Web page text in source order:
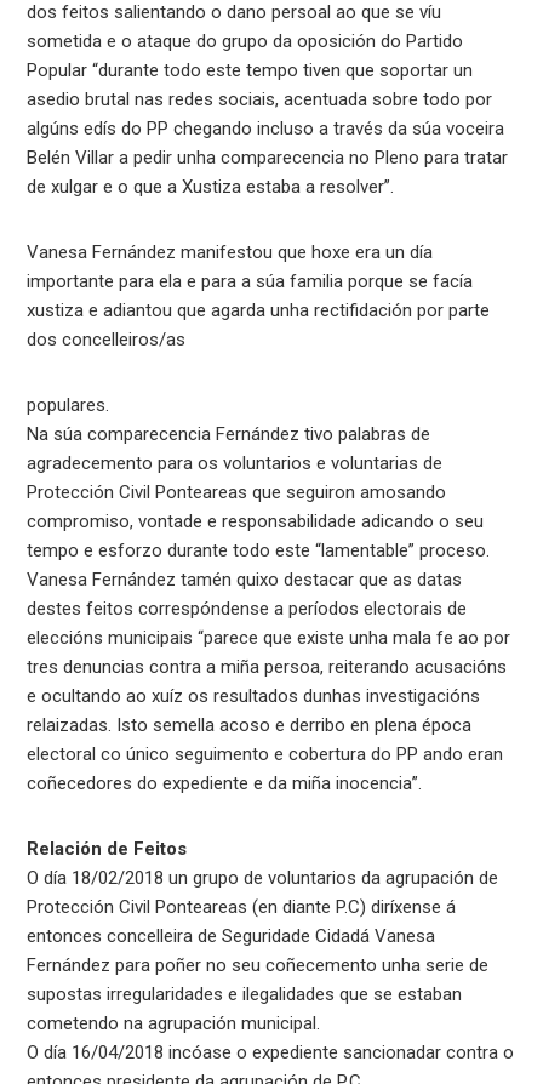
dos feitos salientando o dano persoal ao que se víu
sometida e o ataque do grupo da oposición do Partido
Popular “durante todo este tempo tiven que soportar un
asedio brutal nas redes sociais, acentuada sobre todo por
algúns edís do PP chegando incluso a través da súa voceira
Belén Villar a pedir unha comparecencia no Pleno para tratar
de xulgar e o que a Xustiza estaba a resolver”.
Vanesa Fernández manifestou que hoxe era un día
importante para ela e para a súa familia porque se facía
xustiza e adiantou que agarda unha rectifidación por parte
dos concelleiros/as
populares.
Na súa comparecencia Fernández tivo palabras de
agradecemento para os voluntarios e voluntarias de
Protección Civil Ponteareas que seguiron amosando
compromiso, vontade e responsabilidade adicando o seu
tempo e esforzo durante todo este “lamentable” proceso.
Vanesa Fernández tamén quixo destacar que as datas
destes feitos correspóndense a períodos electorais de
eleccións municipais “parece que existe unha mala fe ao por
tres denuncias contra a miña persoa, reiterando acusacións
e ocultando ao xuíz os resultados dunhas investigacións
relaizadas. Isto semella acoso e derribo en plena época
electoral co único seguimento e cobertura do PP ando eran
coñecedores do expediente e da miña inocencia”.
Relación de Feitos
O día 18/02/2018 un grupo de voluntarios da agrupación de
Protección Civil Ponteareas (en diante P.C) diríxense á
entonces concelleira de Seguridade Cidadá Vanesa
Fernández para poñer no seu coñecemento unha serie de
supostas irregularidades e ilegalidades que se estaban
cometendo na agrupación municipal.
O día 16/04/2018 incóase o expediente sancionadar contra o